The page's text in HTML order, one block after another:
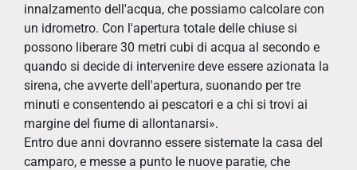
innalzamento dell'acqua, che possiamo calcolare con
un idrometro. Con l'apertura totale delle chiuse si
possono liberare 30 metri cubi di acqua al secondo e
quando si decide di intervenire deve essere azionata la
sirena, che avverte dell'apertura, suonando per tre
minuti e consentendo ai pescatori e a chi si trovi ai
margine del fiume di allontanarsi».
Entro due anni dovranno essere sistemate la casa del
camparo, e messe a punto le nuove paratie, che